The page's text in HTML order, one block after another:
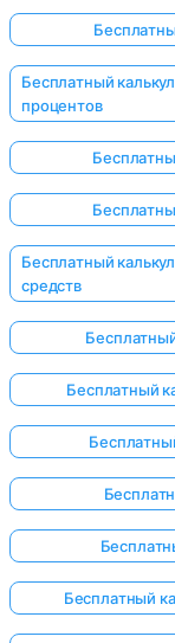
Бесплатный
процентов
Бесплатный
средств
Бесплатный
Бесплатный